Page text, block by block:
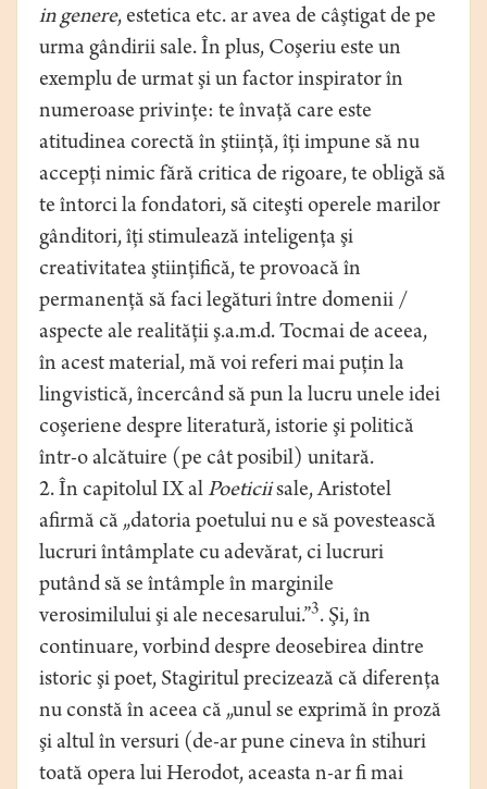
in genere, estetica etc. ar avea de câştigat de pe
urma gândirii sale. În plus, Coşeriu este un
exemplu de urmat şi un factor inspirator în
numeroase privinţe: te învaţă care este
atitudinea corectă în ştiinţă, îţi impune să nu
accepţi nimic fără critica de rigoare, te obligă să
te întorci la fondatori, să citeşti operele marilor
gânditori, îţi stimulează inteligenţa şi
creativitatea ştiinţifică, te provoacă în
permanenţă să faci legături între domenii /
aspecte ale realităţii ş.a.m.d. Tocmai de aceea,
în acest material, mă voi referi mai puţin la
lingvistică, încercând să pun la lucru unele idei
coşeriene despre literatură, istorie şi politică
într-o alcătuire (pe cât posibil) unitară.
2. În capitolul IX alPoeticiisale, Aristotel
afirmă că „datoria poetului nu e să povestească
lucruri întâmplate cu adevărat, ci lucruri
putând să se întâmple în marginile
verosimilului şi ale necesarului.”3. Şi, în
continuare, vorbind despre deosebirea dintre
istoric şi poet, Stagiritul precizează că diferenţa
nu constă în aceea că „unul se exprimă în proză
şi altul în versuri (de-ar pune cineva în stihuri
toată opera lui Herodot, aceasta n-ar fi mai